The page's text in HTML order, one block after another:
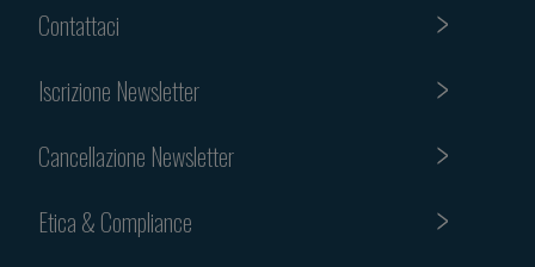
Contattaci
Iscrizione Newsletter
Cancellazione Newsletter
Etica & Compliance